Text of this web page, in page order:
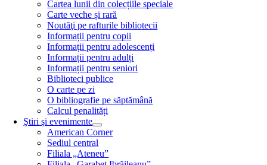
Cartea lunii din colecțiile speciale
Carte veche și rară
Noutăţi pe rafturile bibliotecii
Informații pentru copii
Informații pentru adolescenți
Informații pentru adulți
Informații pentru seniori
Biblioteci publice
O carte pe zi
O bibliografie pe săptămână
Calcul penalități
Ştiri şi evenimente
American Corner
Sediul central
Filiala „Ateneu”